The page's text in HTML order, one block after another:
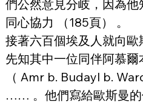
們公然意見分岐，因為
同心協力 （185頁） 。
接著六百個埃及人就向
先知其中一位同伴阿慕
（ Amr b. Budayl b.
…… 。他們寫給歐斯曼的